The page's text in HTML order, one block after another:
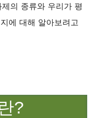
의 종류와 우리가 평
에 대해 알아보려고
?